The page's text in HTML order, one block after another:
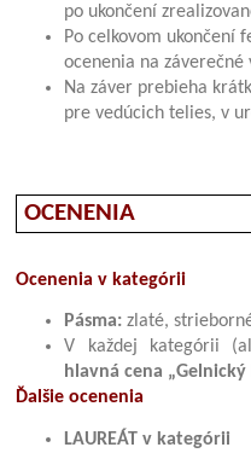
po ukončení
Po celkovom ukončení
ocenenia na záverečné
Na záver prebieha
pre vedúcich telies, v
OCENENIA
Ocenenia v kategórii
Pásma: zlaté,
V každej kategórii
hlavná cena „Gelnický
Ďalšie ocenenia
LAUREÁT v kategórii